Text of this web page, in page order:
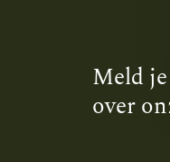
Meld
over